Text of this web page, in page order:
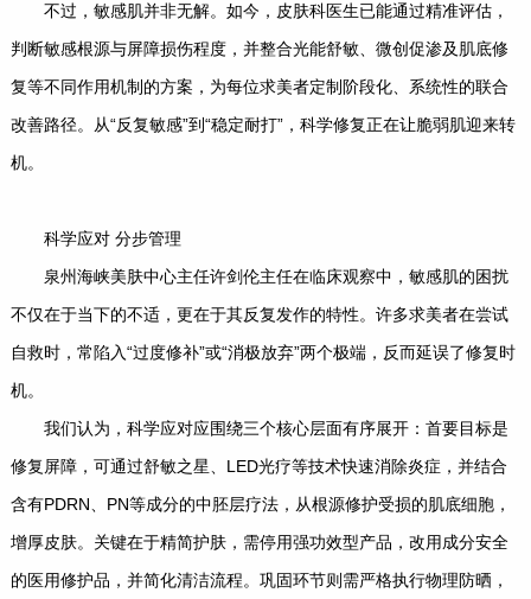
不过，敏感肌并非无解。如今，皮肤科医生已能通过精准评估，
判断敏感根源与屏障损伤程度，并整合光能舒敏、微创促渗及肌底修
复等不同作用机制的方案，为每位求美者定制阶段化、系统性的联合
改善路径。从“反复敏感”到“稳定耐打”，科学修复正在让脆弱肌迎来转
机。
科学应对 分步管理
泉州海峡美肤中心主任许剑伦主任在临床观察中，敏感肌的困扰
不仅在于当下的不适，更在于其反复发作的特性。许多求美者在尝试
自救时，常陷入“过度修补”或“消极放弃”两个极端，反而延误了修复时
机。
我们认为，科学应对应围绕三个核心层面有序展开：首要目标是
修复屏障，可通过舒敏之星、LED光疗等技术快速消除炎症，并结合
含有PDRN、PN等成分的中胚层疗法，从根源修护受损的肌底细胞，
增厚皮肤。关键在于精简护肤，需停用强功效型产品，改用成分安全
的医用修护品，并简化清洁流程。巩固环节则需严格执行物理防晒，